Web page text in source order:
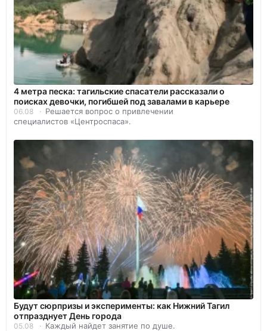
4 метра песка: тагильские спасатели рассказали о
поисках девочки, погибшей под завалами в карьере
06.08
Решается вопрос о привлечении
специалистов «Центроспаса».
Будут сюрпризы и эксперименты: как Нижний Тагил
отпразднует День города
05.08 Каждый найдет занятие по душе.